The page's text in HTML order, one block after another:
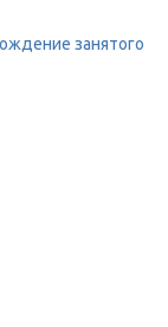
занятого